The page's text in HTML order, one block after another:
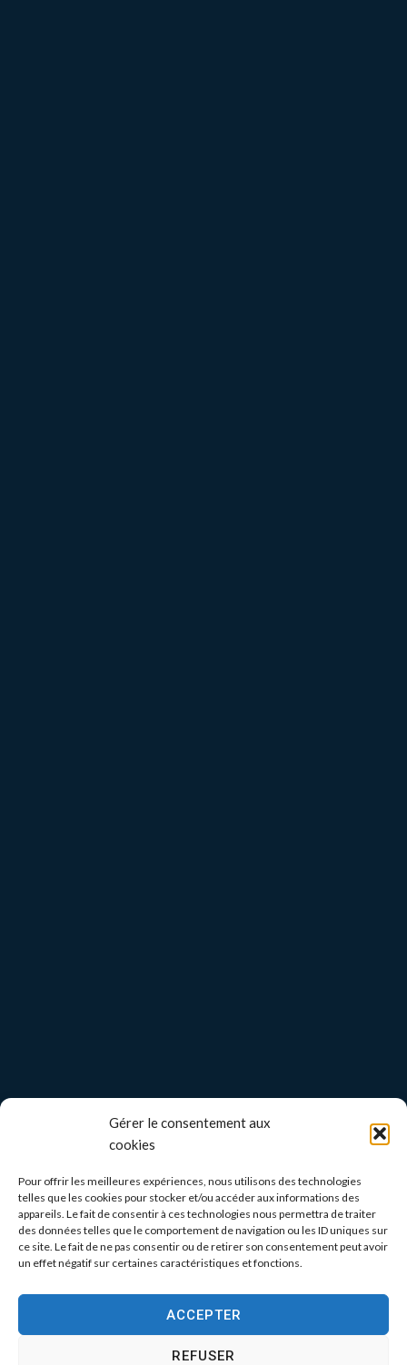
Gérer le consentement aux
cookies
Pour offrir les meilleures expériences, nous utilisons des technologies
telles que les cookies pour stocker et/ou accéder aux informations des
appareils. Le fait de consentir à ces technologies nous permettra de traiter
des données telles que le comportement de navigation ou les ID uniques sur
ce site. Le fait de ne pas consentir ou de retirer son consentement peut avoir
un effet négatif sur certaines caractéristiques et fonctions.
ACCEPTER
REFUSER